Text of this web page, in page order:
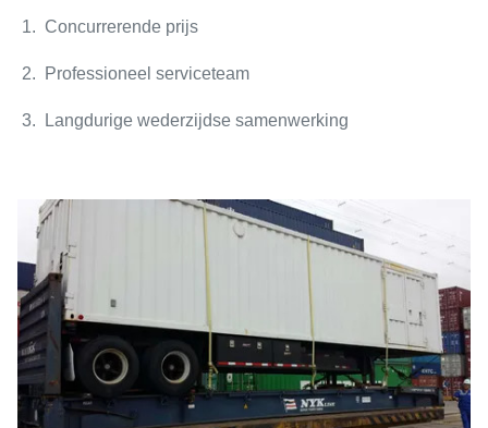
1. Concurrerende prijs
2. Professioneel serviceteam
3. Langdurige wederzijdse samenwerking